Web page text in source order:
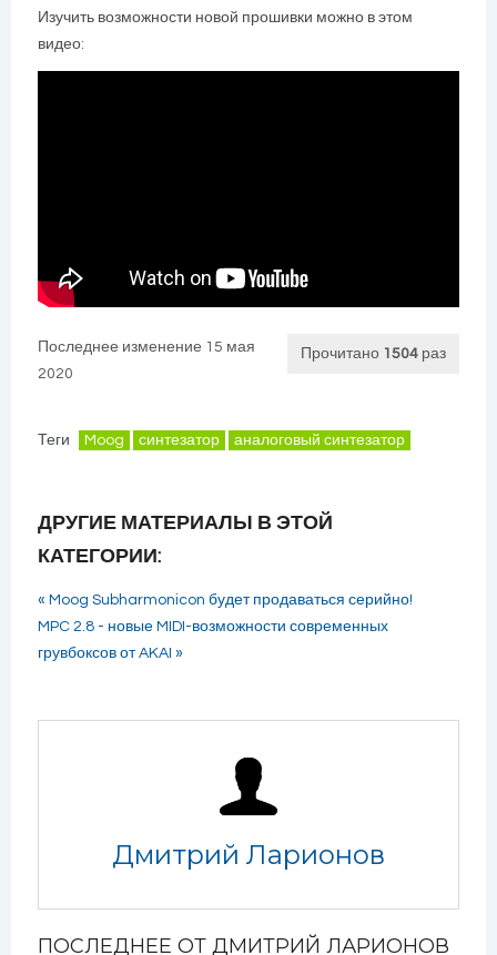
Изучить возможности новой прошивки можно в этом
видео:
Прочитано 1504 раз
Последнее изменение 15 мая
2020
Теги Moog синтезатор аналоговый синтезатор
ДРУГИЕ МАТЕРИАЛЫ В ЭТОЙ
КАТЕГОРИИ:
« Moog Subharmonicon будет продаваться серийно!
MPC 2.8 - новые MIDI-возможности современных
грувбоксов от AKAI »
Дмитрий Ларионов
ПОСЛЕДНЕЕ ОТ ДМИТРИЙ ЛАРИОНОВ